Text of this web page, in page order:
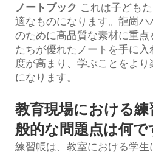
ノートブック これは子ども
適なものになります。龍崗
のために高品質な素材に重
たちが優れたノートを手に
度が高まり、学ぶことをより
になります。
教育現場における
般的な問題点は何で
練習帳は、教室における学